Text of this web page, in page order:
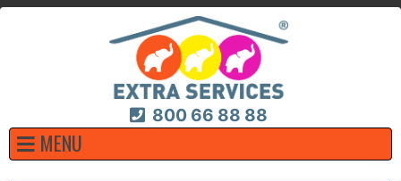
800 66 88 88
MENU